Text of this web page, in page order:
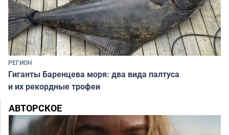
РЕГИОН
Гиганты Баренцева моря: два вида палтуса
и их рекордные трофеи
АВТОРСКОЕ